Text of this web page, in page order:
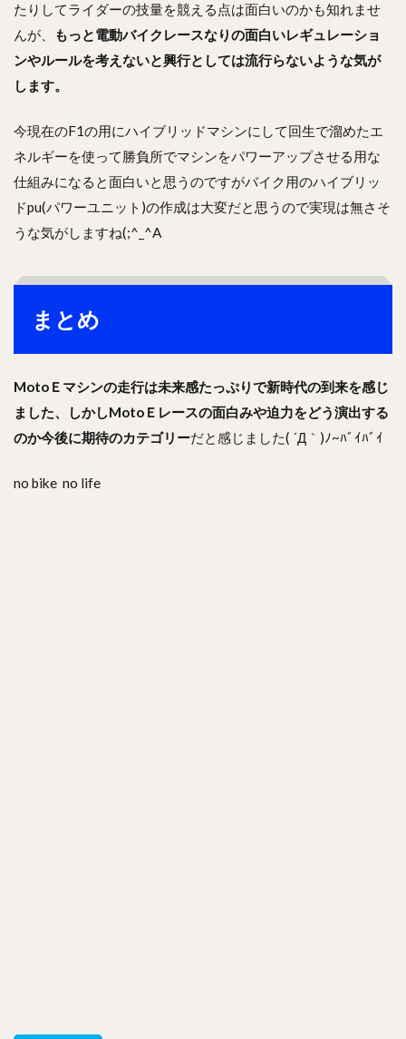
たりしてライダーの技量を競える点は面白いのかも知れませ
んが、
もっと電動バイクレースなりの面白いレギュレーショ
ンやルールを考えないと興行としては流行らないような気が
します。
今現在のF1の用にハイブリッドマシンにして回生で溜めたエ
ネルギーを使って勝負所でマシンをパワーアップさせる用な
仕組みになると面白いと思うのですがバイク用のハイブリッ
ドpu(パワーユニット)の作成は大変だと思うので実現は無さそ
うな気がしますね(;^_^A
まとめ
MotoＥマシンの走行は未来感たっぷりで新時代の到来を感じ
ました、しかしMotoＥレースの面白みや迫力をどう演出する
のか今後に期待のカテゴリーだと感じました( ´Д｀)ﾉ~ﾊﾞｲﾊﾞｲ
no bike no life